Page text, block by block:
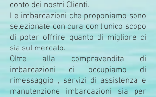
conto dei nostri Clienti.
Le imbarcazioni che proponiamo sono
selezionate con cura con l'unico scopo
di poter offrire quanto di migliore ci
sia sul mercato.
Oltre alla compravendita di
imbarcazioni ci occupiamo di
rimessaggio , servizi di assistenza e
manutenzione imbarcazioni sia per